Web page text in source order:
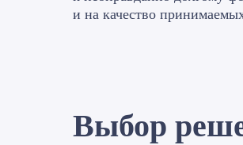
и на качество
Выбор